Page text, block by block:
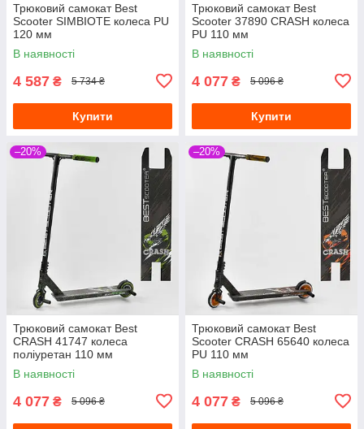
Трюковий самокат Best
Scooter SIMBIOTE колеса PU
120 мм
В наявності
4 587 ₴ 5 734 ₴
Купити
Трюковий самокат Best
Scooter 37890 CRASH колеса
PU 110 мм
В наявності
4 077 ₴ 5 096 ₴
Купити
–20%
Трюковий самокат Best
CRASH 41747 колеса
поліуретан 110 мм
В наявності
4 077 ₴ 5 096 ₴
–20%
Трюковий самокат Best
Scooter CRASH 65640 колеса
PU 110 мм
В наявності
4 077 ₴ 5 096 ₴